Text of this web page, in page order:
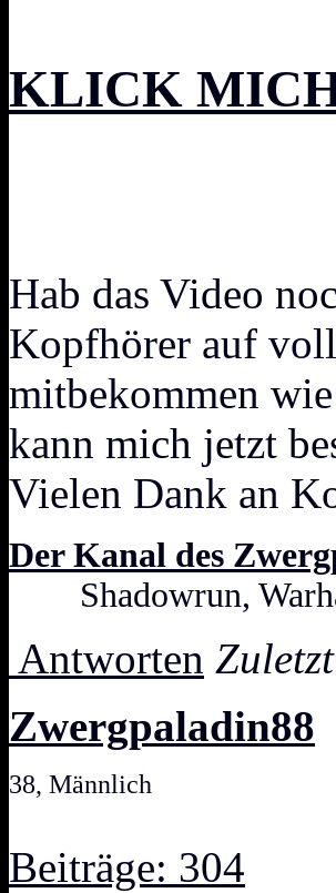
KLICK
Hab das Video
Kopfhörer auf
mitbekommen
kann mich jetzt
Vielen Dank an
Der Kanal des
Shadowrun,
Antworten
Zwergpaladin88
38, Männlich
Beiträge: 304